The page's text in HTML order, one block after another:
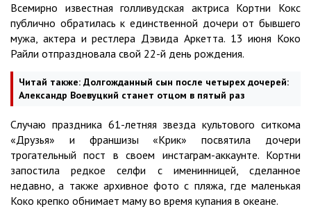
Всемирно известная голливудская актриса Кортни Кокс
публично обратилась к единственной дочери от бывшего
мужа, актера и рестлера Дэвида Аркетта. 13 июня Коко
Райли отпраздновала свой 22-й день рождения.
Читай также: Долгожданный сын после четырех дочерей:
Александр Воевуцкий станет отцом в пятый раз
Случаю праздника 61-летняя звезда культового ситкома
«Друзья» и франшизы «Крик» посвятила дочери
трогательный пост в своем инстаграм-аккаунте. Кортни
запостила редкое селфи с именинницей, сделанное
недавно, а также архивное фото с пляжа, где маленькая
Коко крепко обнимает маму во время купания в океане.